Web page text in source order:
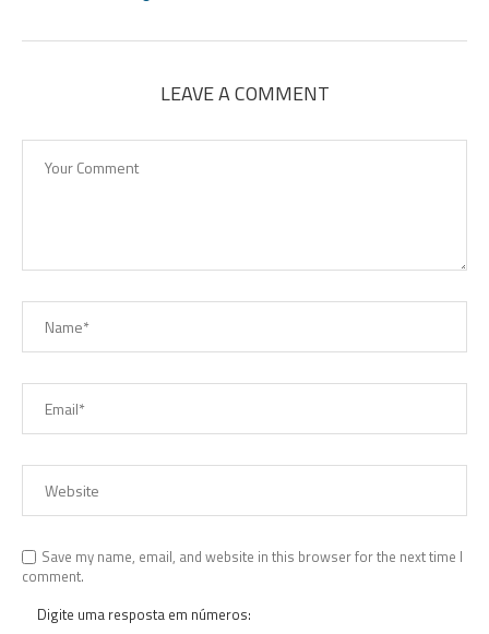
LEAVE A COMMENT
Save my name, email, and website in this browser for the next time I
comment.
Digite uma resposta em números: